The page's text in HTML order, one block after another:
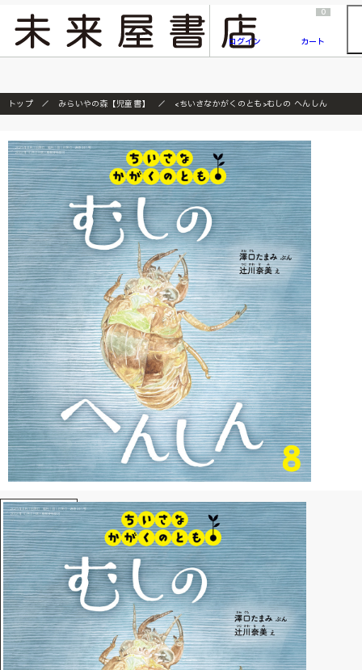
『ONE PIECE magazine 021 ONE PIECEカード付き同梱版』発売延期のご案内
ログイン
0
カート
トップ みらいやの森【児童書】 <ちいさなかがくのとも>むしの へんしん